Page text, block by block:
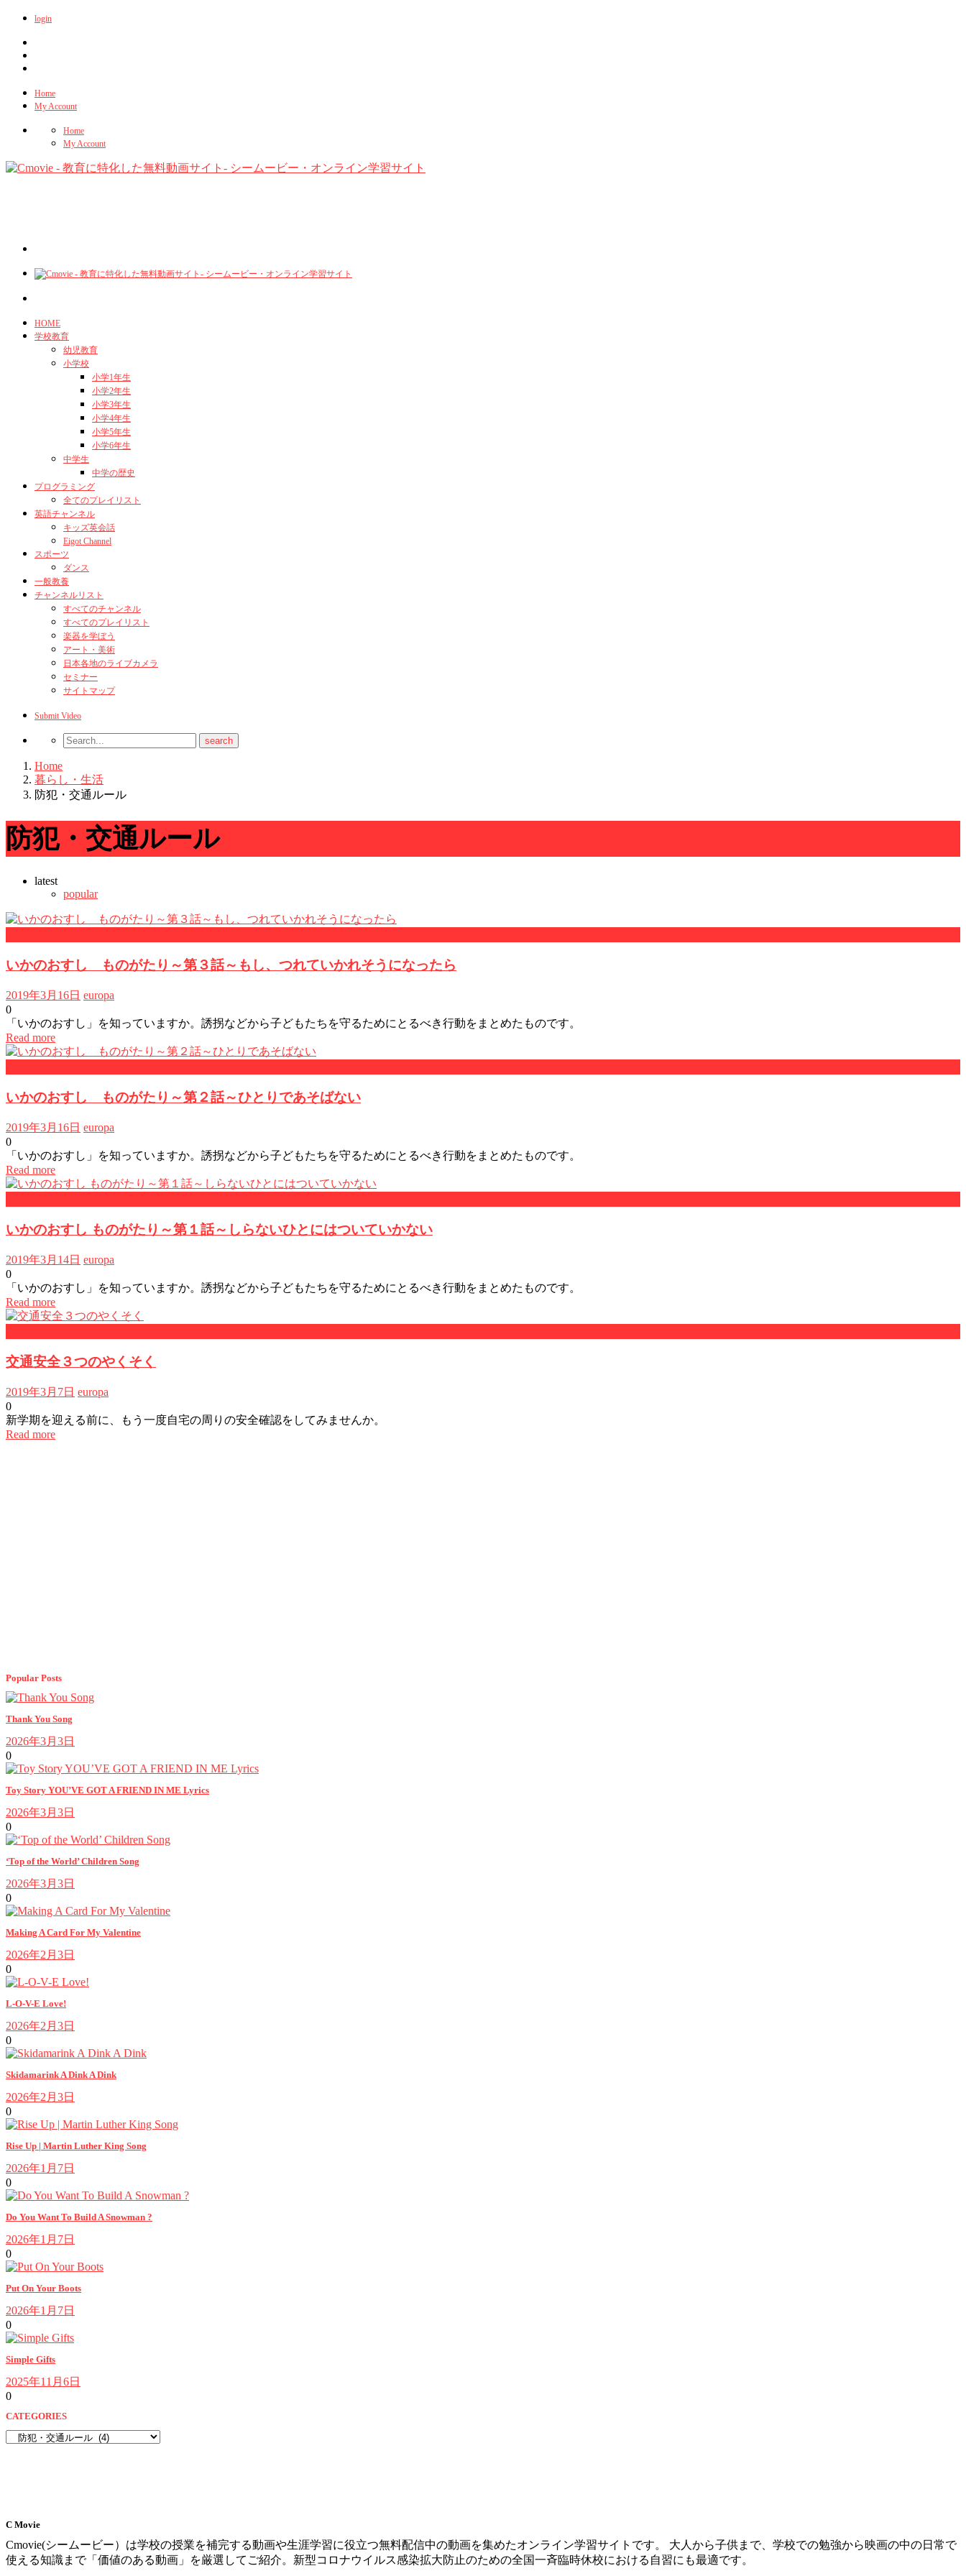
login
Home
My Account
Home
My Account
HOME
学校教育
幼児教育
小学校
小学1年生
小学2年生
小学3年生
小学4年生
小学5年生
小学6年生
中学生
中学の歴史
プログラミング
全てのプレイリスト
英語チャンネル
キッズ英会話
Eigot Channel
スポーツ
ダンス
一般教養
チャンネルリスト
すべてのチャンネル
すべてのプレイリスト
楽器を学ぼう
アート・美術
日本各地のライブカメラ
セミナー
サイトマップ
Submit Video
Home
暮らし・生活
防犯・交通ルール
防犯・交通ルール
latest
popular
いかのおすし ものがたり～第３話～もし、つれていかれそうになったら
2019年3月16日 europa
0
「いかのおすし」を知っていますか。誘拐などから子どもたちを守るためにとるべき行動をまとめたものです。
Read more
いかのおすし ものがたり～第２話～ひとりであそばない
2019年3月16日 europa
0
「いかのおすし」を知っていますか。誘拐などから子どもたちを守るためにとるべき行動をまとめたものです。
Read more
いかのおすし ものがたり～第１話～しらないひとにはついていかない
2019年3月14日 europa
0
「いかのおすし」を知っていますか。誘拐などから子どもたちを守るためにとるべき行動をまとめたものです。
Read more
交通安全３つのやくそく
2019年3月7日 europa
0
新学期を迎える前に、もう一度自宅の周りの安全確認をしてみませんか。
Read more
Popular Posts
Thank You Song
2026年3月3日
0
Toy Story YOU’VE GOT A FRIEND IN ME Lyrics
2026年3月3日
0
‘Top of the World’ Children Song
2026年3月3日
0
Making A Card For My Valentine
2026年2月3日
0
L-O-V-E Love!
2026年2月3日
0
Skidamarink A Dink A Dink
2026年2月3日
0
Rise Up | Martin Luther King Song
2026年1月7日
0
Do You Want To Build A Snowman ?
2026年1月7日
0
Put On Your Boots
2026年1月7日
0
Simple Gifts
2025年11月6日
0
CATEGORIES
CATEGORIES
C Movie
Cmovie(シームービー）は学校の授業を補完する動画や生涯学習に役立つ無料配信中の動画を集めたオンライン学習サイトです。 大人から子供まで、学校での勉強から映画の中の日常で
使える知識まで「価値のある動画」を厳選してご紹介。新型コロナウイルス感染拡大防止のための全国一斉臨時休校における自習にも最適です。